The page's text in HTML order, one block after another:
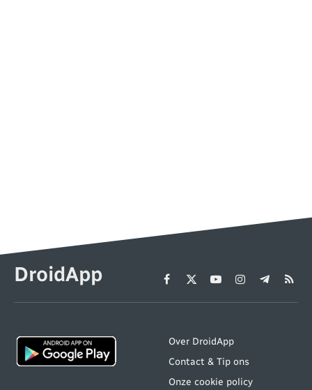
DroidApp Facebook
X
(Twitter)
YouTubeInstagram
Telegram
RSS
Over DroidApp
Contact & Tip ons
Onze cookie policy